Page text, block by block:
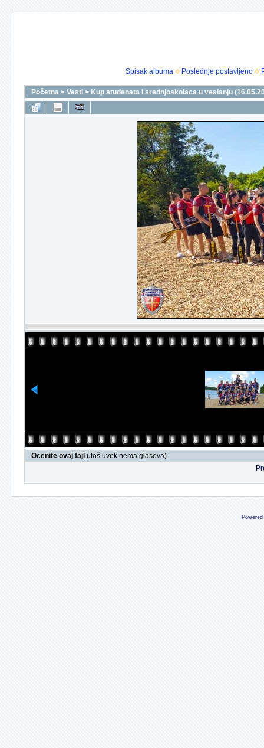
Spisak albuma Poslednje postavljeno
Početna > Vesti > Kup studenata i srednjoskolaca u veslanju
Ocenite ovaj fajl (Još uvek nema glasova)